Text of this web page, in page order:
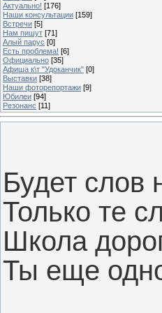
Актуально! [176]
Наши консультации [159]
Встречи [5]
Нам пишут [71]
Алый парус [0]
Есть проблема! [6]
Официально [35]
Афиша к\т "Удоканчик" [0]
Выставки [38]
Наши фоторепортажи [9]
Юбилеи [94]
Резонанс [11]
Будет
Только те
Школа
Ты еще